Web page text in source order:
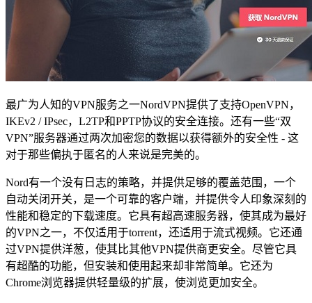
最广为人知的VPN服务之一NordVPN提供了支持OpenVPN，
IKEv2 / IPsec，L2TP和PPTP协议的安全连接。还有一些“双
VPN”服务器通过两次加密您的数据以获得额外的安全性 - 这
对于那些偏执于匿名的人来说是完美的。
Nord有一个没有日志的策略，并提供足够的覆盖范围，一个
自动关闭开关，是一个可靠的客户端，并提供令人印象深刻的
性能和稳定的下载速度。它具有超高速服务器，使其成为最好
的VPN之一，不仅适用于torrent，还适用于流式视频。它还通
过VPN提供洋葱，使其比其他VPN提供商更安全。尽管它具
有超酷的功能，但安装和使用起来却非常简单。它还为
Chrome浏览器提供轻量级的扩展，使浏览更加安全。